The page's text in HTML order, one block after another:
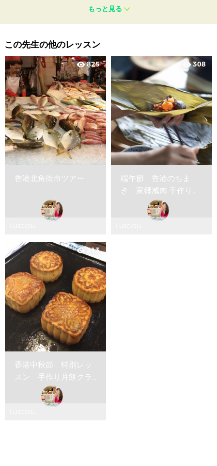
もっと見る
この先生の他のレッスン
visibility825
香港北角街市ツアー
ルシャス
デリシャ
visibility308
端午節 香港のちま
き 家郷咸肉 手作りク
visibility 313
香港中秋節 特別レッ
スン 手作り月餅クラ